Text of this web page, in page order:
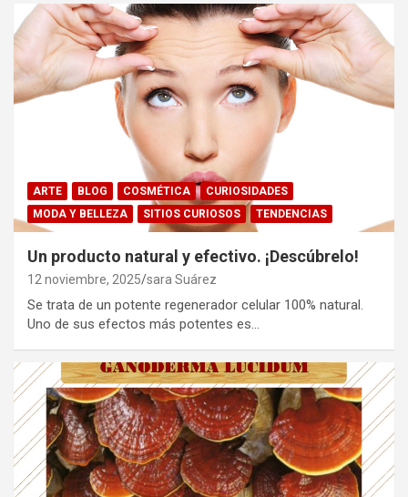
ARTE BLOG COSMÉTICA
CURIOSIDADES
MODA Y BELLEZA
SITIOS CURIOSOS TENDENCIAS
Un producto natural y efectivo. ¡Descúbrelo!
12 noviembre, 2025 sara Suárez
Se trata de un potente regenerador celular 100% natural.
Uno de sus efectos más potentes es…